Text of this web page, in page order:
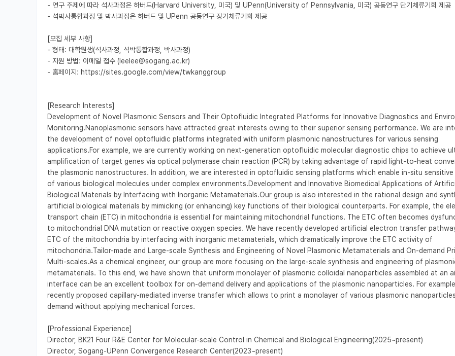
- 연구 주제에 따라 석사과정은 하버드(Harvard University, 미국) 및 UPenn(University of Pennsylvania, 미국) 공동연구 단기체류기회 제공
- 석박사통합과정 및 박사과정은 하버드 및 UPenn 공동연구 장기체류기회 제공
[모집 세부 사항]
- 형태: 대학원생(석사과정, 석박통합과정, 박사과정)
- 지원 방법: 이메일 접수 (leelee@sogang.ac.kr)
- 홈페이지: https://sites.google.com/view/twkanggroup
[Research Interests]
Development of Novel Plasmonic Sensors and Their Optofluidic Integrated Platforms for Innovative Diagnostics and
Monitoring.Nanoplasmonic sensors have attracted great interests owing to their superior sensing performance. We are
the development of novel optofluidic platforms integrated with uniform plasmonic nanostructures for various sensing
applications.For example, we are currently working on next-generation optofluidic molecular diagnostic chips to achieve
amplification of target genes via optical polymerase chain reaction (PCR) by taking advantage of rapid light-to-heat
the plasmonic nanostructures. In addition, we are interested in optofluidic sensing platforms which enable in-situ
of various biological molecules under complex environments.Development and Innovative Biomedical Applications of
Biological Materials by Interfacing with Inorganic Metamaterials.Our group is also interested in the rational design and
artificial biological materials by mimicking (or enhancing) key functions of their biological counterparts. For example, the
transport chain (ETC) in mitochondria is essential for maintaining mitochondrial functions. The ETC often becomes
to mitochondrial DNA mutation or reactive oxygen species. We have recently developed artificial electron transfer
ETC of the mitochondria by interfacing with inorganic metamaterials, which dramatically improve the ETC activity of
mitochondria.Tailor-made and Large-scale Synthesis and Engineering of Novel Plasmonic Metamaterials and On-demand
Multi-scales.As a chemical engineer, our group are more focusing on the large-scale synthesis and engineering of
metamaterials. To this end, we have shown that uniform monolayer of plasmonic colloidal nanoparticles assembled at an
interface can be an excellent toolbox for on-demand delivery and applications of the plasmonic nanoparticles. For
recently proposed capillary-mediated inverse transfer which allows to print a monolayer of various plasmonic
demand without applying mechanical forces.
[Professional Experience]
Director, BK21 Four R&E Center for Molecular-scale Control in Chemical and Biological Engineering(2025~present)
Director, Sogang-UPenn Convergence Research Center(2023~present)